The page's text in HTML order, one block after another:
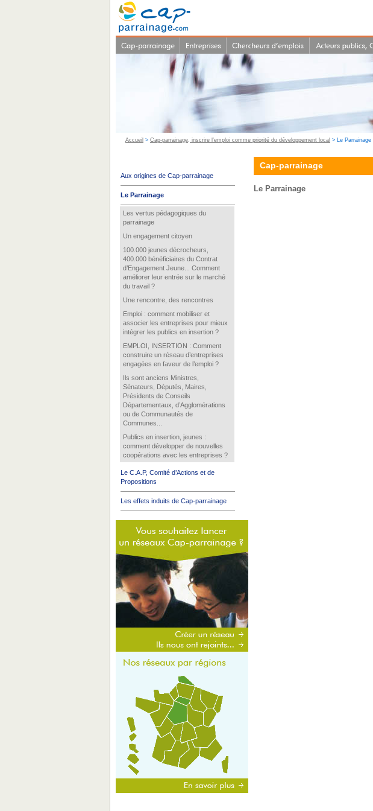
Accueil > Cap-parrainage, inscrire l’emploi comme priorité du développement local > Le Parrainage
Cap-parrainage
Le Parrainage
Aux origines de Cap-parrainage
Le Parrainage
Les vertus pédagogiques du
parrainage
Un engagement citoyen
100.000 jeunes décrocheurs,
400.000 bénéficiaires du Contrat
d’Engagement Jeune... Comment
améliorer leur entrée sur le marché
du travail ?
Une rencontre, des rencontres
Emploi : comment mobiliser et
associer les entreprises pour mieux
intégrer les publics en insertion ?
EMPLOI, INSERTION : Comment
construire un réseau d’entreprises
engagées en faveur de l’emploi ?
Ils sont anciens Ministres,
Sénateurs, Députés, Maires,
Présidents de Conseils
Départementaux, d’Agglomérations
ou de Communautés de
Communes...
Publics en insertion, jeunes :
comment développer de nouvelles
coopérations avec les entreprises ?
Le C.A.P, Comité d’Actions et de
Propositions
Les effets induits de Cap-parrainage